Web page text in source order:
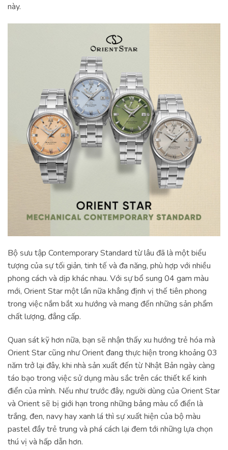
này.
Bộ sưu tập Contemporary Standard từ lâu đã là một biểu
tượng của sự tối giản, tinh tế và đa năng, phù hợp với nhiều
phong cách và dịp khác nhau. Với sự bổ sung 04 gam màu
mới, Orient Star một lần nữa khẳng định vị thế tiên phong
trong việc nắm bắt xu hướng và mang đến những sản phẩm
chất lượng, đẳng cấp.
Quan sát kỹ hơn nữa, bạn sẽ nhận thấy xu hướng trẻ hóa mà
Orient Star cũng như Orient đang thực hiện trong khoảng 03
năm trở lại đây, khi nhà sản xuất đến từ Nhật Bản ngày càng
táo bạo trong việc sử dụng màu sắc trên các thiết kế kinh
điển của mình. Nếu như trước đây, người dùng của Orient Star
và Orient sẽ bị giới hạn trong những bảng màu cổ điển là
trắng, đen, navy hay xanh lá thì sự xuất hiện của bộ màu
pastel đầy trẻ trung và phá cách lại đem tới những lựa chọn
thú vị và hấp dẫn hơn.